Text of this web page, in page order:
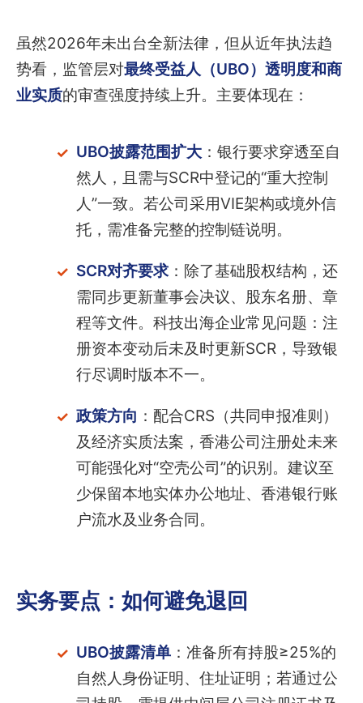
虽然2026年未出台全新法律，但从近年执法趋
势看，监管层对最终受益人（UBO）透明度和商
业实质的审查强度持续上升。主要体现在：
UBO披露范围扩大：银行要求穿透至自
然人，且需与SCR中登记的“重大控制
人”一致。若公司采用VIE架构或境外信
托，需准备完整的控制链说明。
SCR对齐要求：除了基础股权结构，还
需同步更新董事会决议、股东名册、章
程等文件。科技出海企业常见问题：注
册资本变动后未及时更新SCR，导致银
行尽调时版本不一。
政策方向 ：配合CRS（共同申报准则）
及经济实质法案，香港公司注册处未来
可能强化对“空壳公司”的识别。建议至
少保留本地实体办公地址、香港银行账
户流水及业务合同。
实务要点：如何避免退回
UBO披露清单：准备所有持股≥25%的
自然人身份证明、住址证明；若通过公